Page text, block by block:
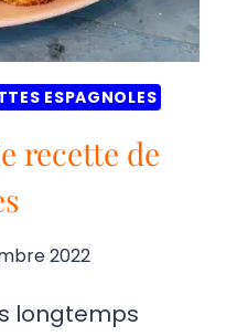
ESPAGNOLES
recette de
2022
longtemps